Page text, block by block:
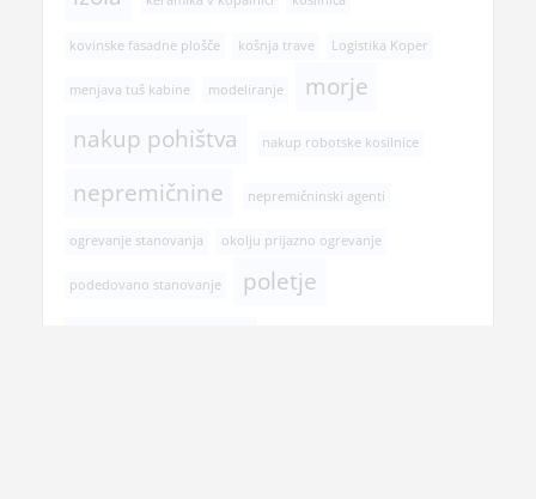
kovinske fasadne plošče košnja trave Logistika Koper
menjava tuš kabine modeliranje
morje
nakup pohištva
nakup robotske kosilnice
nepremičnine nepremičninski agenti
ogrevanje stanovanja okolju prijazno ogrevanje
podedovano stanovanje poletje